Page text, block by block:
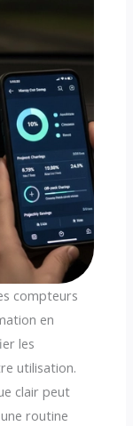
compteurs
en
les
utilisation.
clair peut
routine